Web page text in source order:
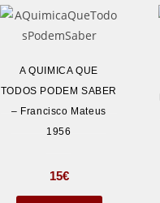
A QUIMICA QUE
TODOS PODEM SABER
– Francisco Mateus
1956
15€